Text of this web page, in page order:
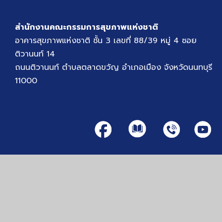
สำนักงานคณะกรรมการสุขภาพแห่งชาติ
อาคารสุขภาพแห่งชาติ ชั้น 3 เลขที่ 88/39 หมู่ 4 ซอย
ติวานนท์ 14
ถนนติวานนท์ ตำบลตลาดขวัญ อำเภอเมือง จังหวัดนนทบุรี
11000